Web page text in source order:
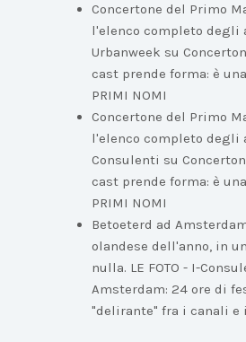
Concertone del Primo
l'elenco completo
Urbanweek su
cast prende forma: è una
PRIMI NOMI
Concertone del Primo
l'elenco completo
Consulenti su
cast prende forma: è una
PRIMI NOMI
Betoeterd ad
olandese dell'anno, in
nulla. LE FOTO - I-
Amsterdam: 24 ore di
"delirante" fra i canali e